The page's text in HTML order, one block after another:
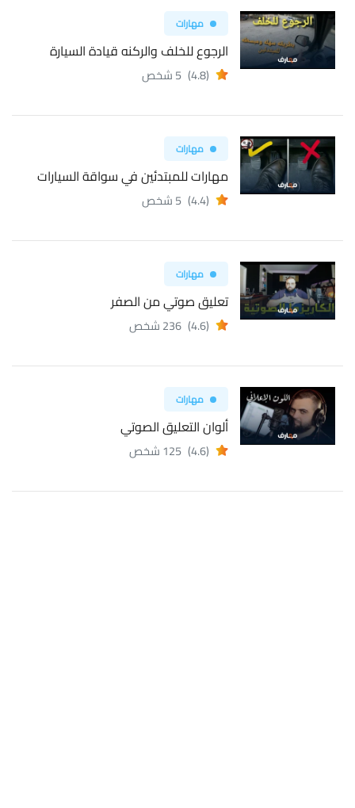
مهارات
الرجوع للخلف والركنه قيادة السيارة
(4.8) 5 شخص
مهارات
مهارات للمبتدئين في سواقة السيارات
(4.4) 5 شخص
مهارات
تعليق صوتي من الصفر
(4.6) 236 شخص
مهارات
ألوان التعليق الصوتي
(4.6) 125 شخص